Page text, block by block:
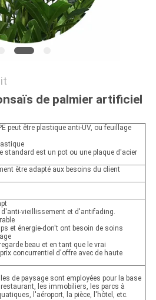
de palmier artificiel
peut être plastique anti-UV, ou feuillage
standard est un pot ou une plaque d'acier
être adapté aux besoins du client
d'anti-vieillissement et d'antifading.
et énergie-don't ont besoin de soins
beau et en tant que le vrai
concurrentiel d'offre avec de haute
de paysage sont employées pour la base
les immobiliers, les parcs à
l'aéroport, la pièce, l'hôtel, etc.